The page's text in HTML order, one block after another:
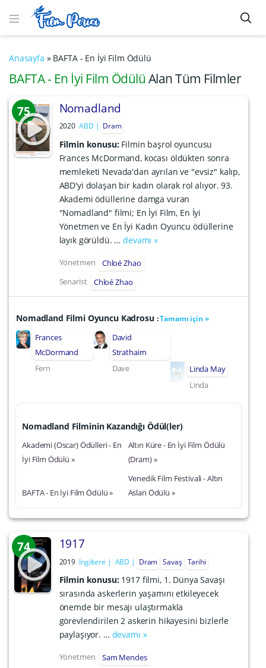
Anasayfa » BAFTA - En İyi Film Ödülü
BAFTA - En İyi Film Ödülü Alan Tüm Filmler
75 Nomadland
2020 ABD Dram
Filmin konusu: Filmin başrol oyuncusu
Frances McDormand, kocası öldükten sonra
memleketi Nevada'dan ayrılan ve "evsiz" kalıp,
ABD'yi dolaşan bir kadın olarak rol alıyor. 93.
Akademi ödüllerine damga vuran
"Nomadland" filmi; En İyi Film, En İyi
Yönetmen ve En İyi Kadın Oyuncu ödüllerine
layık görüldü. …devamı »
Yönetmen
Chloé Zhao
Senarist
Chloé Zhao
Nomadland Filmi Oyuncu Kadrosu :Tamamı için »
Frances
McDormand
Fern
David
Strathairn
Dave
Linda May
Linda
Nomadland Filminin Kazandığı Ödül(ler)
Akademi (Oscar) Ödülleri - En
İyi Film Ödülü »
Altın Küre - En İyi Film Ödülü
(Dram) »
BAFTA - En İyi Film Ödülü »
Venedik Film Festivali - Altın
Aslan Ödülü »
74 1917
2019 İngiltere ABD Dram Savaş Tarihi
Filmin konusu: 1917 filmi, 1. Dünya Savaşı
sırasında askerlerin yaşamını etkileyecek
önemde bir mesajı ulaştırmakla
görevlendirilen 2 askerin hikayesini bizlerle
paylaşıyor. … devamı »
Yönetmen
Sam Mendes